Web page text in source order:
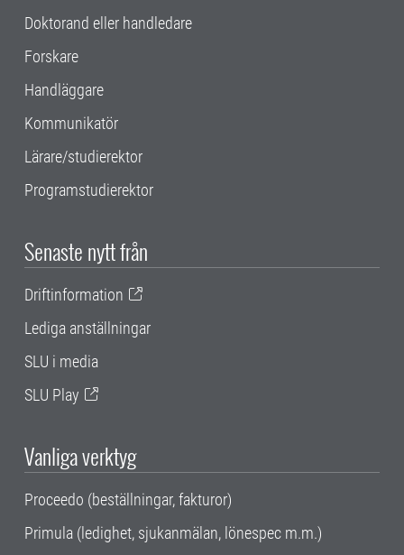
Doktorand eller handledare
Forskare
Handläggare
Kommunikatör
Lärare/studierektor
Programstudierektor
Senaste nytt från
Driftinformation
Lediga anställningar
SLU i media
SLU Play
Vanliga verktyg
Proceedo (beställningar, fakturor)
Primula (ledighet, sjukanmälan, lönespec m.m.)